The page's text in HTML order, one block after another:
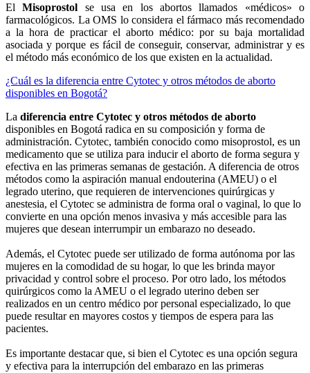
ElMisoprostol se usa en los abortos llamados «médicos» o
farmacológicos. La OMS lo considera el fármaco más recomendado
a la hora de practicar el aborto médico: por su baja mortalidad
asociada y porque es fácil de conseguir, conservar, administrar y es
el método más económico de los que existen en la actualidad.
¿Cuál es la diferencia entre Cytotec y otros métodos de aborto
disponibles en Bogotá?
La diferencia entre Cytotec y otros métodos de aborto
disponibles en Bogotá radica en su composición y forma de
administración. Cytotec, también conocido como misoprostol, es un
medicamento que se utiliza para inducir el aborto de forma segura y
efectiva en las primeras semanas de gestación. A diferencia de otros
métodos como la aspiración manual endouterina (AMEU) o el
legrado uterino, que requieren de intervenciones quirúrgicas y
anestesia, el Cytotec se administra de forma oral o vaginal, lo que lo
convierte en una opción menos invasiva y más accesible para las
mujeres que desean interrumpir un embarazo no deseado.
Además, el Cytotec puede ser utilizado de forma autónoma por las
mujeres en la comodidad de su hogar, lo que les brinda mayor
privacidad y control sobre el proceso. Por otro lado, los métodos
quirúrgicos como la AMEU o el legrado uterino deben ser
realizados en un centro médico por personal especializado, lo que
puede resultar en mayores costos y tiempos de espera para las
pacientes.
Es importante destacar que, si bien el Cytotec es una opción segura
y efectiva para la interrupción del embarazo en las primeras